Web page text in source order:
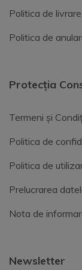
Politica de livrare
Politica de
Protecția
Termeni și
Politica de
Politica de
Prelucrarea
Nota de
Newsletter